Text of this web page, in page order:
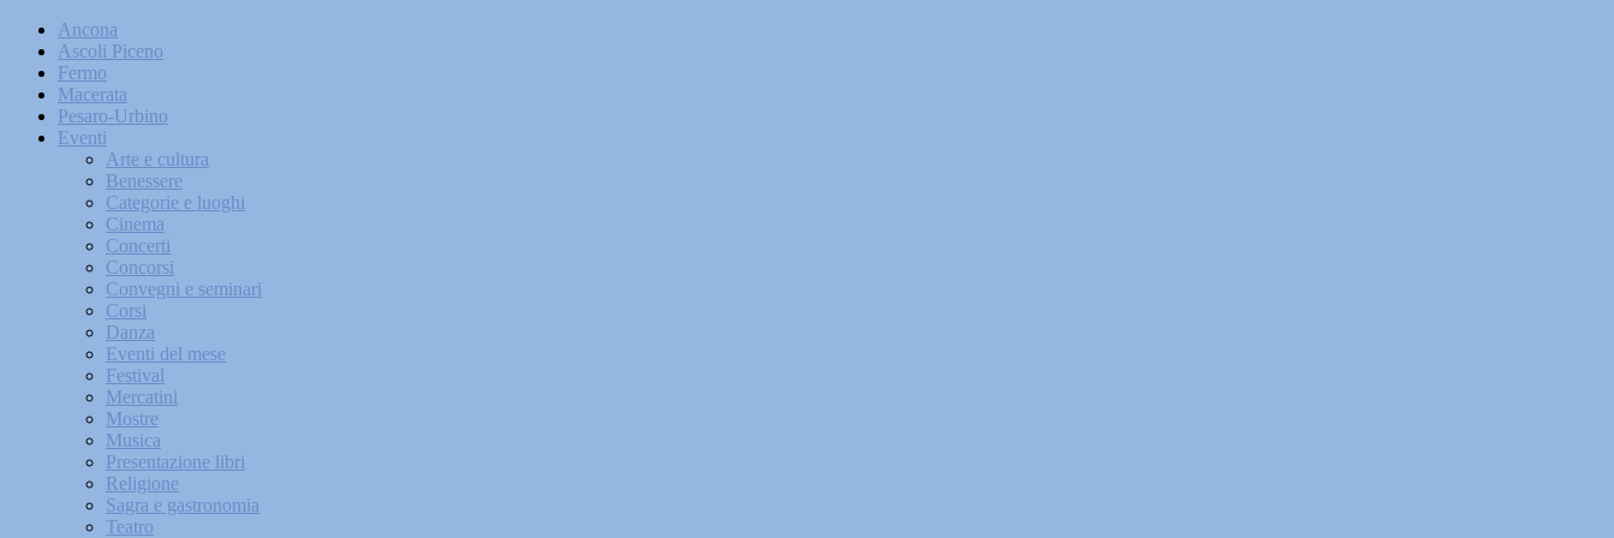
Ancona
Ascoli Piceno
Fermo
Macerata
Pesaro-Urbino
Eventi
Arte e cultura
Benessere
Categorie e luoghi
Cinema
Concerti
Concorsi
Convegni e seminari
Corsi
Danza
Eventi del mese
Festival
Mercatini
Mostre
Musica
Presentazione libri
Religione
Sagra e gastronomia
Teatro